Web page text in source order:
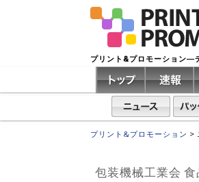
プリント&プロモーション
プリント&プロモーション >
包装機械工業会